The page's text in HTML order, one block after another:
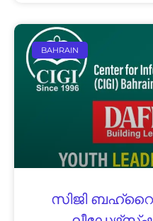
BAHRAIN
സി​ജി